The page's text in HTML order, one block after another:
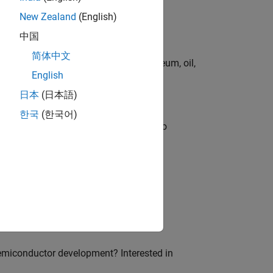
technologies in chemical, petroleum, oil,
and Artifactory/GitLab Packages to
development? Interested in
New Zealand (English)
中国
简体中文
English
日本 (日本語)
한국 (한국어)